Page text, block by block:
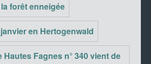
forêt enneigée
en Hertogenwald
Hautes Fagnes n° 340 vient de